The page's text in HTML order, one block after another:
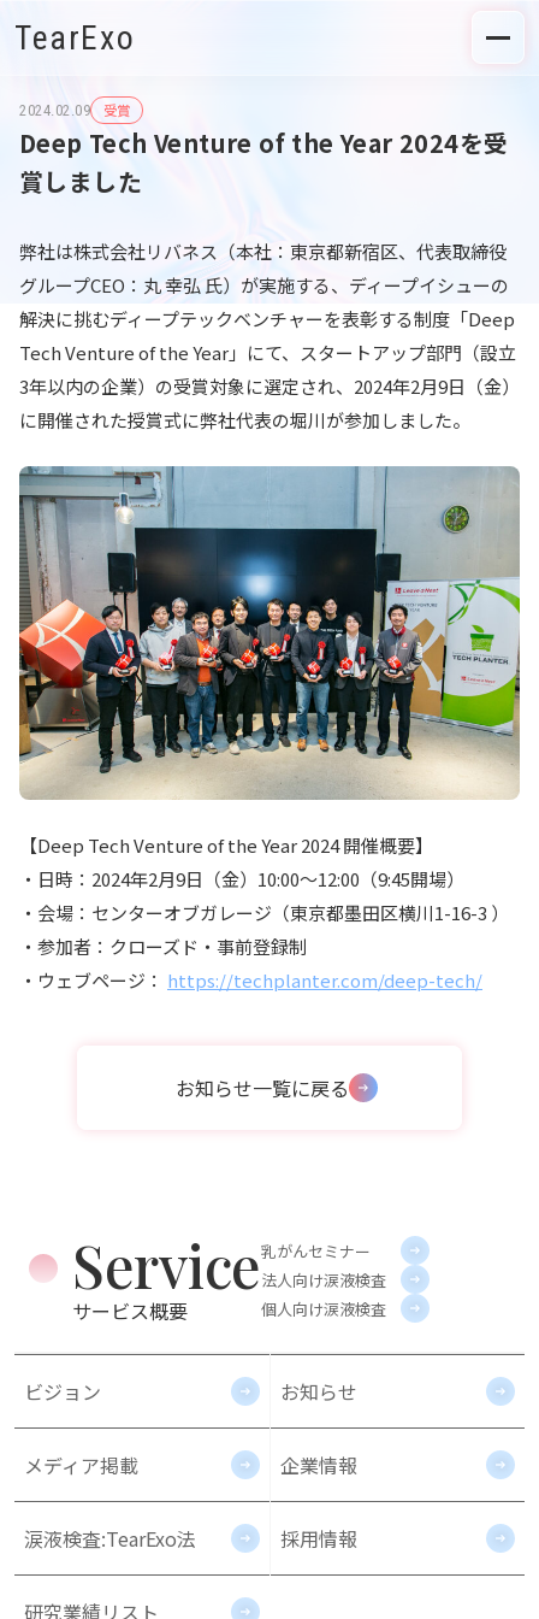
TearExo
2024.02.09 受賞
Deep Tech Venture of the Year 2024を受
賞しました
弊社は株式会社リバネス（本社：東京都新宿区、代表取締役
グループCEO：丸 幸弘 氏）が実施する、ディープイシューの
解決に挑むディープテックベンチャーを表彰する制度「Deep
Tech Venture of the Year」にて、スタートアップ部門（設立
3年以内の企業）の受賞対象に選定され、2024年2月9日（金）
に開催された授賞式に弊社代表の堀川が参加しました。
【Deep Tech Venture of the Year 2024 開催概要】
・日時：2024年2月9日（金）10:00～12:00（9:45開場）
・会場：センターオブガレージ（東京都墨田区横川1-16-3 ）
・参加者：クローズド・事前登録制
・ウェブページ： https://techplanter.com/deep-tech/
お知らせ一覧に戻る
Service
サービス概要
乳がんセミナー
法人向け涙液検査
個人向け涙液検査
ビジョン
メディア掲載
涙液検査:TearExo法
研究業績リスト
お知らせ
企業情報
採用情報